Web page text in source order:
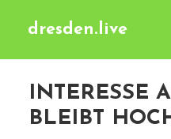
dresden.live
INTERESSE
BLEIBT